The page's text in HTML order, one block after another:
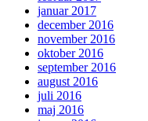
januar 2017
december 2016
november 2016
oktober 2016
september 2016
august 2016
juli 2016
maj 2016